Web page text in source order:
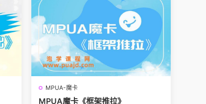
MPUA-魔卡
MPUA魔卡《框架推拉》